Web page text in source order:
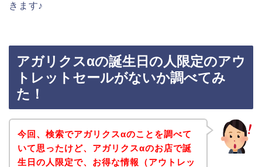
きます♪
アガリクスαの誕生日の人限定のアウ
トレットセールがないか調べてみ
た！
今回、検索でアガリクスαのことを調べて
いて思ったけど、アガリクスαのお店で誕
生日の人限定で、お得な情報（アウトレッ